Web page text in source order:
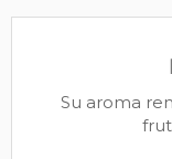
Su aroma